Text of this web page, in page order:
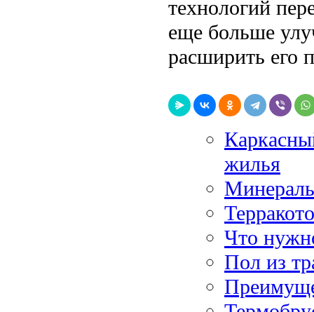
технологий
еще больше
расширить его
жилья
Что
Пол из